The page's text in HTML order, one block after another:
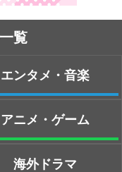
覧
エンタメ・音楽
アニメ・ゲーム
海外ドラマ